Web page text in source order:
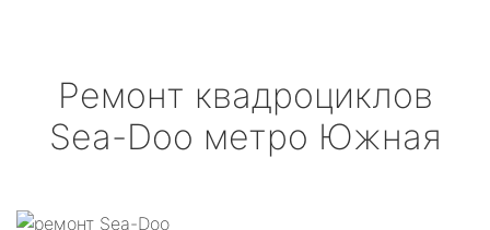
Ремонт квадроциклов
Sea-Doo метро Южная